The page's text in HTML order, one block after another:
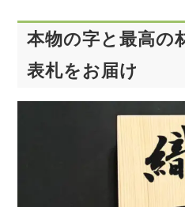
本物の字と最高の
表札をお届け